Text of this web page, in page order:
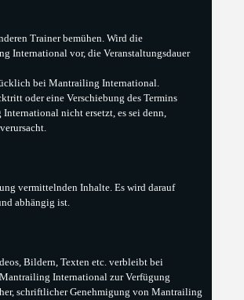
Trainer bemühen. Wird die
International vor, die Veranstaltungsdauer
bei Mantrailing International.
oder eine Verschiebung des Termins
nicht ersetzt, es sei denn,
vermittelnden Inhalte. Es wird darauf
abhängig ist.
Bildern, Texten etc. verbleibt bei
International zur Verfügung
schriftlicher Genehmigung von Mantrailing